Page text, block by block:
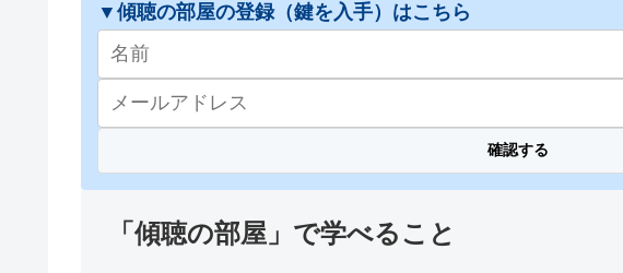
▼傾聴の部屋の登録（鍵を入手）はこちら
「傾聴の部屋」で学べること